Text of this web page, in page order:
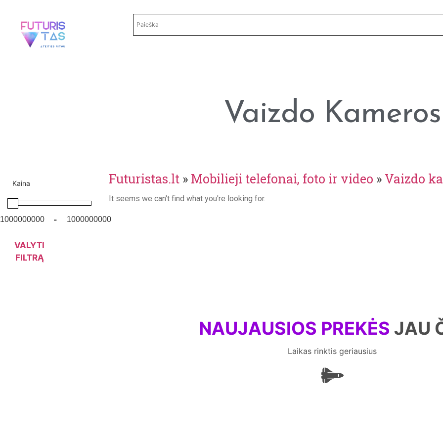
Vaizdo Kameros
Kaina
-
VALYTI
FILTRĄ
Futuristas.lt » Mobilieji telefonai, foto ir video » Vaizdo
It seems we can't find what you're looking for.
NAUJAUSIOS PREKĖS JAU
Laikas rinktis geriausius